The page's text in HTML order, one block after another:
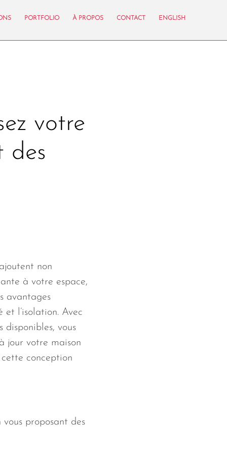
PORTFOLIO À PROPOS CONTACT ENGLISH
votre
des
non
à votre espace,
avantages
l’isolation. Avec
disponibles, vous
jour votre maison
conception
proposant des